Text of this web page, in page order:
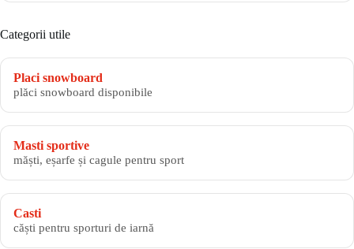
Categorii utile
Placi snowboard
plăci snowboard disponibile
Masti sportive
măști, eșarfe și cagule pentru sport
Casti
căști pentru sporturi de iarnă